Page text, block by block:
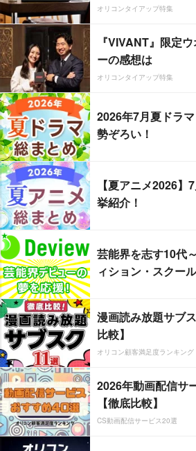
オリコンタイアップ特集
『VIVANT』限定
ーの感想は
オリコンタイアップ特集
2026年7月夏ドラ
勢ぞろい！
【夏アニメ2026
挙紹介！
芸能界を志す10代
ィション・スクー
漫画読み放題サブ
比較】
オリコン顧客満足度ランキング
2026年動画配信サ
【徹底比較】
CS動画配信サービス20選